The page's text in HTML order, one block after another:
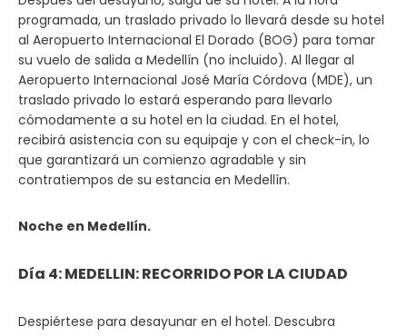
programada, un traslado privado lo llevará desde su hotel
al Aeropuerto Internacional El Dorado (BOG) para tomar
su vuelo de salida a Medellín (no incluido). Al llegar al
Aeropuerto Internacional José María Córdova (MDE), un
traslado privado lo estará esperando para llevarlo
cómodamente a su hotel en la ciudad. En el hotel,
recibirá asistencia con su equipaje y con el check-in, lo
que garantizará un comienzo agradable y sin
contratiempos de su estancia en Medellín.
Noche en Medellín.
Día 4: MEDELLIN: RECORRIDO POR LA CIUDAD
Despiértese para desayunar en el hotel. Descubra